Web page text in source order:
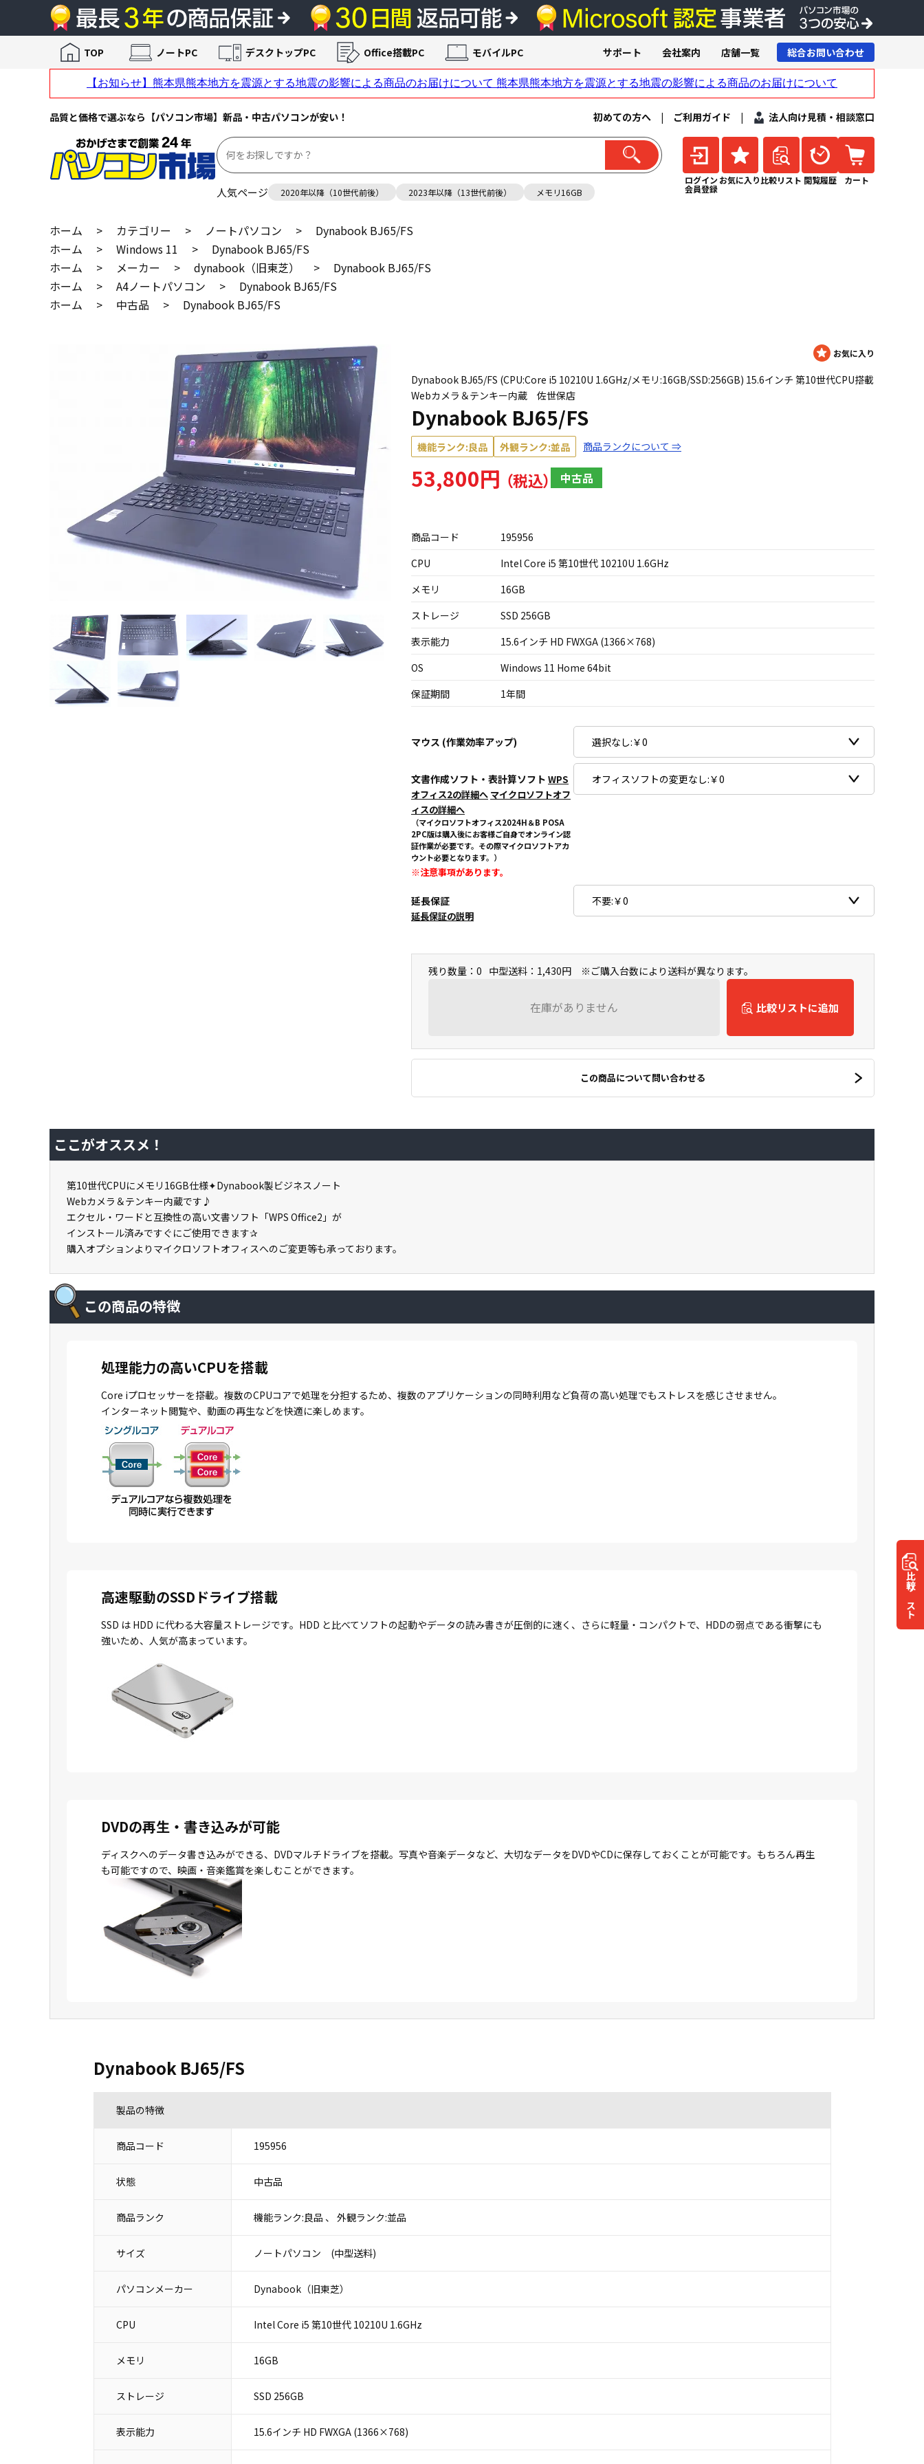
品質と価格で選ぶなら【パソコン市場】新品・中古パソコンが安い！ 初めての方へ | ご利用ガイド | 法人向け見積・相談窓口
人気ページ 2020年以降（10世代前後） 2023年以降（13世代前後） メモリ16GB
ログイン
会員登録
お気に入り 比較リスト 閲覧履歴 カート
TOP ノートPC デスクトップPC Office搭載PC モバイルPC サポート 会社案内 店舗一覧 総合お問い合わせ
ホーム > カテゴリー > ノートパソコン >
Dynabook BJ65/FS
ホーム
> Windows 11 >
Dynabook BJ65/FS
ホーム
> メーカー > dynabook（旧東芝） >
Dynabook BJ65/FS
ホーム
> A4ノートパソコン >
Dynabook BJ65/FS
ホーム
> 中古品 > Dynabook BJ65/FS
Dynabook BJ65/FS (CPU:Core i5 10210U 1.6GHz/メモリ:16GB/SSD:256GB) 15.6インチ 第10世代CPU搭載
Webカメラ＆テンキー内蔵 佐世保店
Dynabook BJ65/FS
機能ランク:良品 外観ランク:並品 商品ランクについて ⇒
53,800円 中古品
商品コード
195956
CPU
Intel Core i5 第10世代 10210U 1.6GHz
メモリ
16GB
ストレージ
SSD 256GB
表示能力
15.6インチ HD FWXGA (1366×768)
OS
Windows 11 Home 64bit
保証期間
1年間
マウス (作業効率アップ)
文書作成ソフト・表計算ソフト WPS
オフィス2の詳細へ マイクロソフトオフ
ィスの詳細へ
（マイクロソフトオフィス2024H＆B POSA
2PC版は購入後にお客様ご自身でオンライン認
証作業が必要です。その際マイクロソフトアカ
ウント必要となります。）
※注意事項があります。
延長保証
延長保証の説明
残り数量：0 中型送料：1,430円 ※ご購入台数により送料が異なります。
在庫がありません 比較リストに追加
この商品について問い合わせる
比較
リスト
ここがオススメ！
第10世代CPUにメモリ16GB仕様✦Dynabook製ビジネスノート
Webカメラ＆テンキー内蔵です♪
エクセル・ワードと互換性の高い文書ソフト「WPS Office2」が
インストール済みですぐにご使用できます✰
購入オプションよりマイクロソフトオフィスへのご変更等も承っております。
この商品の特徴
処理能力の高いCPUを搭載
Core iプロセッサーを搭載。複数のCPUコアで処理を分担するため、複数のアプリケーションの同時利用など負荷の高い処理でもストレスを感じさせません。
インターネット閲覧や、動画の再生などを快適に楽しめます。
高速駆動のSSDドライブ搭載
SSD は HDD に代わる大容量ストレージです。HDD と比べてソフトの起動やデータの読み書きが圧倒的に速く、さらに軽量・コンパクトで、HDDの弱点である衝撃にも
強いため、人気が高まっています。
DVDの再生・書き込みが可能
ディスクへのデータ書き込みができる、DVDマルチドライブを搭載。写真や音楽データなど、大切なデータをDVDやCDに保存しておくことが可能です。もちろん再生
も可能ですので、映画・音楽鑑賞を楽しむことができます。
Dynabook BJ65/FS
製品の特徴
商品コード 195956
状態 中古品
商品ランク 機能ランク:良品 、 外観ランク:並品
サイズ ノートパソコン (中型送料)
パソコンメーカー Dynabook（旧東芝）
CPU Intel Core i5 第10世代 10210U 1.6GHz
メモリ 16GB
ストレージ SSD 256GB
表示能力 15.6インチ HD FWXGA (1366×768)